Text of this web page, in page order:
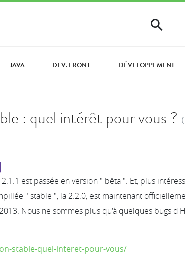
JAVA DEV. FRONT DÉVELOPPEMENT
: quel intérêt pour vous ?
est passée en version " bêta ". Et, plus
" stable ", la 2.2.0, est maintenant
Nous ne sommes plus qu'à quelques bugs
stable-quel-interet-pour-vous/